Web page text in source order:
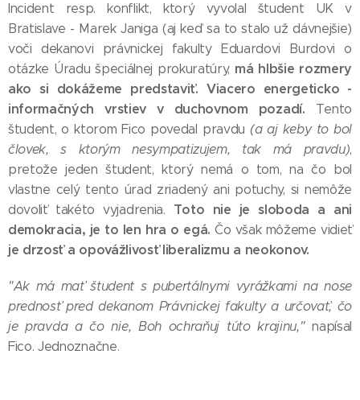
Incident resp. konflikt, ktorý vyvolal študent UK v
Bratislave - Marek Janiga (aj keď sa to stalo už dávnejšie)
voči dekanovi právnickej fakulty Eduardovi Burdovi o
otázke Úradu špeciálnej prokuratúry, má hlbšie rozmery
ako si dokážeme predstaviť. Viacero energeticko -
informačných vrstiev v duchovnom pozadí. Tento
študent, o ktorom Fico povedal pravdu (a aj keby to bol
človek, s ktorým nesympatizujem, tak má pravdu),
pretože jeden študent, ktorý nemá o tom, na čo bol
vlastne celý tento úrad zriadený ani potuchy, si nemôže
dovoliť takéto vyjadrenia. Toto nie je sloboda a ani
demokracia, je to len hra o egá. Čo však môžeme vidieť
je drzosť a opovážlivosť liberalizmu a neokonov.
"Ak má mať študent s pubertálnymi vyrážkami na nose
prednosť pred dekanom Právnickej fakulty a určovať, čo
je pravda a čo nie, Boh ochraňuj túto krajinu,"napísal
Fico. Jednoznačne.